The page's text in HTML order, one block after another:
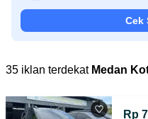
Cek
35 iklan terdekat Medan
Rp